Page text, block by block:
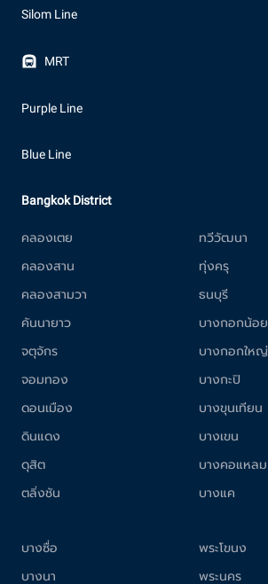
Silom Line
MRT
Purple Line
Blue Line
Bangkok District
คลองเตย
คลองสาน
คลองสามวา
คันนายาว
จตุจักร
จอมทอง
ดอนเมือง
ดินแดง
ดุสิต
ตลิ่งชัน
ทวีวัฒนา
ทุ่งครุ
ธนบุรี
บางกอกน้อย
บางกอกใหญ่
บางกะปิ
บางขุนเทียน
บางเขน
บางคอแหลม
บางแค
บางซื่อ
บางนา
พระโขนง
พระนคร